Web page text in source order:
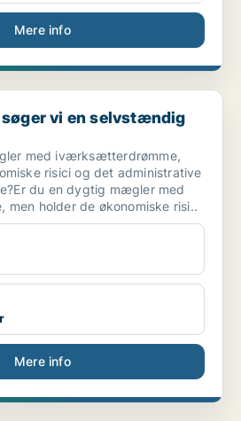
Mere info
en selvstændig mæglerpartn...
vi en selvstændig
med iværksætterdrømme,
risici og det administrative
du en dygtig mægler med
holder de økonomiske risi..
Mere info